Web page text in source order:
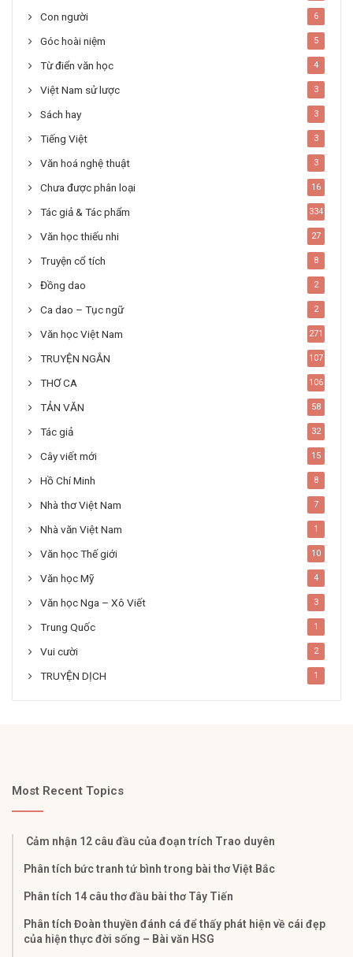
Con người 6
Góc hoài niệm 5
Từ điển văn học 4
Việt Nam sử lược 3
Sách hay 3
Tiếng Việt 3
Văn hoá nghệ thuật 3
Chưa được phân loại 16
Tác giả & Tác phẩm 334
Văn học thiếu nhi 27
Truyện cổ tích 8
Đồng dao 2
Ca dao – Tục ngữ 2
Văn học Việt Nam 271
TRUYỆN NGẮN 107
THƠ CA 106
TẢN VĂN 58
Tác giả 32
Cây viết mới 15
Hồ Chí Minh 8
Nhà thơ Việt Nam 7
Nhà văn Việt Nam 1
Văn học Thế giới 10
Văn học Mỹ 4
Văn học Nga – Xô Viết 3
Trung Quốc 1
Vui cười 2
TRUYỆN DỊCH 1
Most Recent Topics
Cảm nhận 12 câu đầu của đoạn trích Trao duyên
Phân tích bức tranh tứ bình trong bài thơ Việt Bắc
Phân tích 14 câu thơ đầu bài thơ Tây Tiến
Phân tích Đoàn thuyền đánh cá để thấy phát hiện về cái đẹp
của hiện thực đời sống – Bài văn HSG